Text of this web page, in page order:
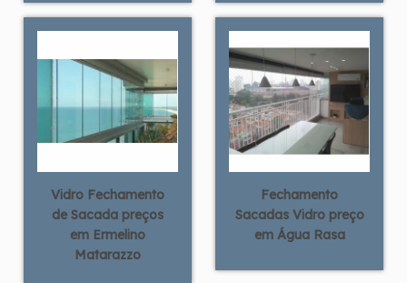
Vidro Fechamento
de Sacada preços
em Ermelino
Matarazzo
Fechamento
Sacadas Vidro preço
em Água Rasa